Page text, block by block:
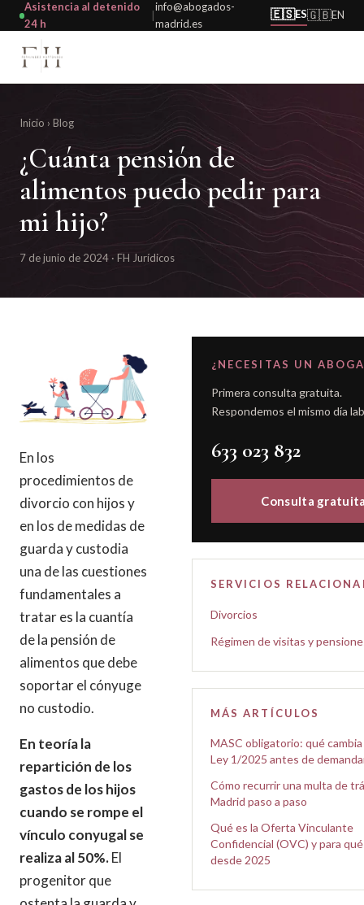
Asistencia al detenido
24 h
|
info@abogados-
madrid.es
🇪🇸ES🇬🇧EN
Inicio › Blog
¿Cuánta pensión de
alimentos puedo pedir para
mi hijo?
7 de junio de 2024 · FH Jurídicos
En los
procedimientos de
divorcio con hijos y
en los de medidas de
guarda y custodia
una de las cuestiones
fundamentales a
tratar es la cuantía
de la pensión de
alimentos que debe
soportar el cónyuge
no custodio.
En teoría la
repartición de los
gastos de los hijos
cuando se rompe el
vínculo conyugal se
realiza al 50%.El
progenitor que
¿NECESITAS UN
Primera consulta gratuita.
Respondemos el mismo día
633 023 832
Consulta
SERVICIOS
Divorcios
Régimen de visitas y
MÁS ARTÍCULOS
MASC obligatorio: qué
Ley 1/2025 antes de
Cómo recurrir una multa de
Madrid paso a paso
Qué es la Oferta Vinculante
Confidencial (OVC) y para
desde 2025